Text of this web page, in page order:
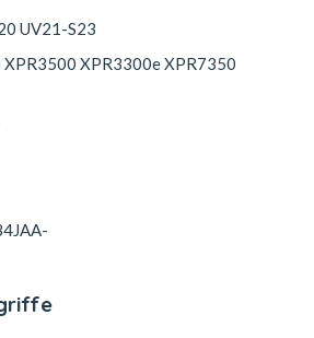
UV21-S23
XPR3300e XPR7350